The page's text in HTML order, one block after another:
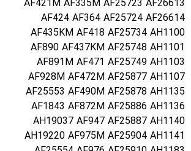
AF421M AF335M AF25723 AF26613
AF424 AF364 AF25724 AF26614
AF435KM AF418 AF25734 AH1100
AF890 AF437KM AF25748 AH1101
AF891M AF471 AF25749 AH1103
AF928M AF472M AF25877 AH1107
AF25553 AF490M AF25878 AH1135
AF1843 AF872M AF25886 AH1136
AH19037 AF947 AF25887 AH1140
AH19220 AF975M AF25904 AH1141